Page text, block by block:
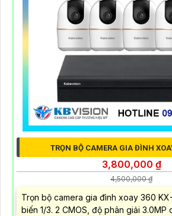
TRỌN BỘ CAMERA GIA ĐÌNH
3,800,000 ₫
4,500,000 ₫
Trọn bộ camera gia đình xoay 360
biến 1/3. 2 CMOS, độ phân giải 3.0MP